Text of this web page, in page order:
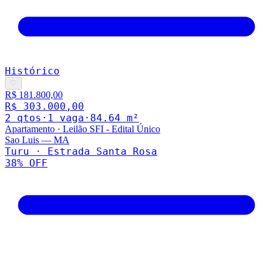
Histórico
♡
R$ 181.800,00
R$ 303.000,00
2 qtos · 1 vaga · 84.64 m²
Apartamento · Leilão SFI - Edital Único
Sao Luis — MA
Turu · Estrada Santa Rosa
38% OFF